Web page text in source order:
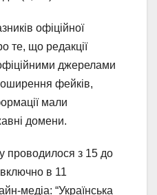
офіційної
те, що редакції
джерелами
фейків,
мали
домени.
проводилося з 15 до
в 11
медіа: “Українська